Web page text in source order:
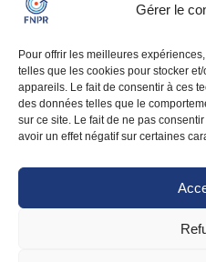
Gérer le
Pour offrir les meilleures
telles que les cookies pour stocker
appareils. Le fait de consentir à ces
des données telles que le
sur ce site. Le fait de ne pas
avoir un effet négatif sur certaines